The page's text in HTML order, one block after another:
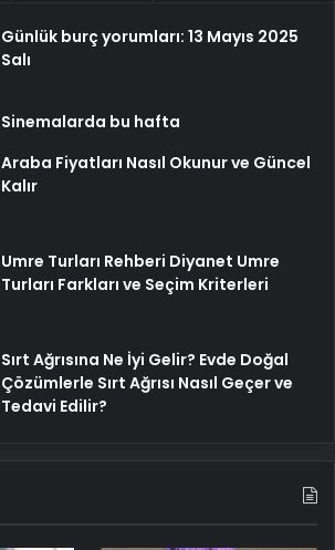
Günlük burç yorumları: 13 Mayıs 2025
Salı
Sinemalarda bu hafta
Araba Fiyatları Nasıl Okunur ve Güncel
Kalır
Umre Turları Rehberi Diyanet Umre
Turları Farkları ve Seçim Kriterleri
Sırt Ağrısına Ne İyi Gelir? Evde Doğal
Çözümlerle Sırt Ağrısı Nasıl Geçer ve
Tedavi Edilir?